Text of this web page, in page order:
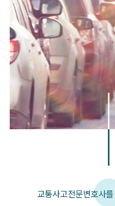
교통사고전문변호사를